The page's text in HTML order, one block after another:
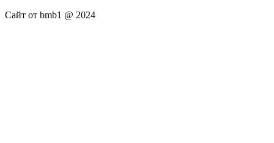
Сайт от bmb1 @ 2024